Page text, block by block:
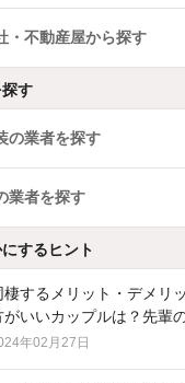
・不動産屋から探す
す
の業者を探す
業者を探す
するヒント
棲するメリット・デメリ
がいいカップルは？先輩
年02月27日